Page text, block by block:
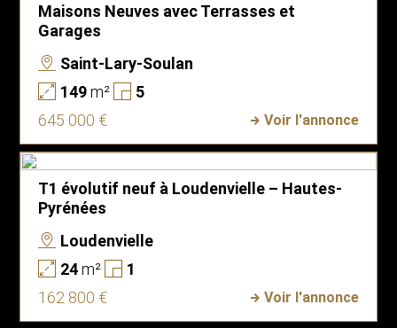
Maisons Neuves avec Terrasses et
Garages
Saint-Lary-Soulan
149m²
5
645 000 €
Voir l'annonce
T1 évolutif neuf à Loudenvielle – Hautes-
Pyrénées
Loudenvielle
24m²
1
162 800 €
Voir l'annonce